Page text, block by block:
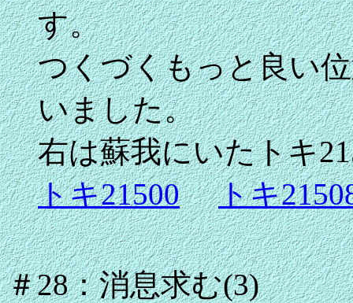
す。
つくづくもっと良い
いました。
右は蘇我にいたトキ
トキ21500
トキ
＃28：消息求む(3)